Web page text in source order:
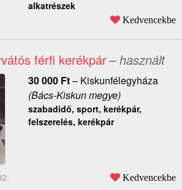
alkatrészek
Kedvencekbe
férfi kerékpár– használt
30 000 Ft– Kiskunfélegyháza
(Bács-Kiskun megye)
szabadidő, sport, kerékpár,
felszerelés, kerékpár
Kedvencekbe